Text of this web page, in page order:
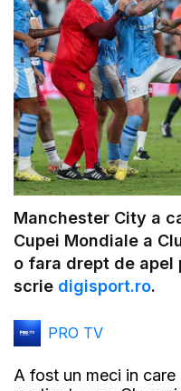
Manchester City a
Cupei Mondiale a
o fara drept de apel
scrie digisport.ro.
PRO TV
A fost un meci in